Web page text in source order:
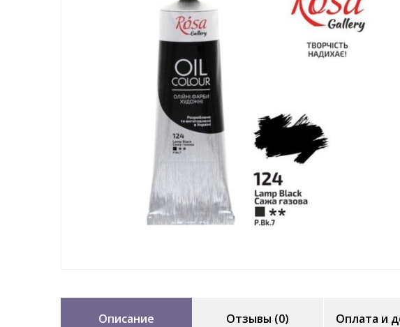
Описание Отзывы (0) Оплата и